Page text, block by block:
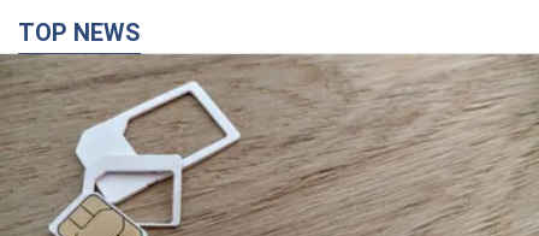
Мобильные операторы подняли тарифы "до
предела", но качество связи ухудшилось:
стоит ли жаловаться на цены
Почему цены на мобильную связь выросли в разы и как
улучшить качество интернета в телефоне